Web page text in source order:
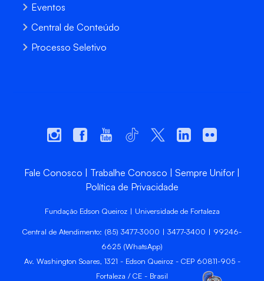
Eventos
Central de Conteúdo
Processo Seletivo
Fale Conosco Trabalhe Conosco
Sempre Unifor
Política de Privacidade
Fundação Edson Queiroz | Universidade de Fortaleza
Central de Atendimento: (85) 3477-3000 | 3477-3400 | 99246-
6625 (WhatsApp)
Av. Washington Soares, 1321 - Edson Queiroz - CEP 60811-905 -
Fortaleza / CE - Brasil